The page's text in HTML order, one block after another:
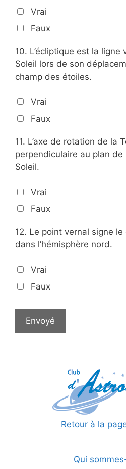
Vrai
Faux
10. L’écliptique est la
Soleil lors de son
champ des étoiles.
Vrai
Faux
11. L’axe de rotation de la
perpendiculaire au plan
Soleil.
Vrai
Faux
12. Le point vernal signe
dans l’hémisphère nord.
Vrai
Faux
Retour à la
Qui